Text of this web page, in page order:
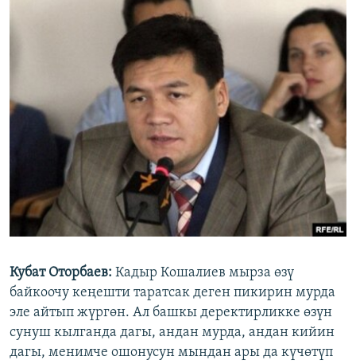
Кубат Оторбаев: Кадыр Кошалиев мырза өзү
байкоочу кеңешти таратсак деген пикирин мурда
эле айтып жүргөн. Ал башкы деректирликке өзүн
сунуш кылганда дагы, андан мурда, андан кийин
дагы, менимче ошонусун мындан ары да күчөтүп